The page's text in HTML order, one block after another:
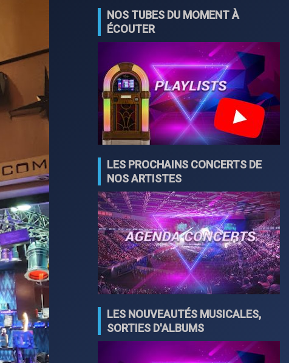
NOS TUBES DU MOMENT À
ÉCOUTER
LES PROCHAINS CONCERTS DE
NOS ARTISTES
LES NOUVEAUTÉS MUSICALES,
SORTIES D'ALBUMS